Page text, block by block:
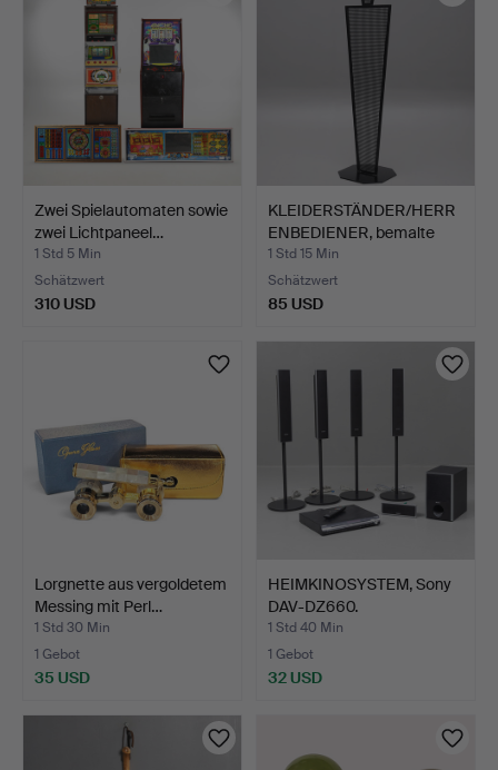
Zwei Spielautomaten sowie
zwei Lichtpaneel…
1 Std 5 Min
Schätzwert
310 USD
KLEIDERSTÄNDER/HERR
ENBEDIENER, bemalte
Met…
1 Std 15 Min
Schätzwert
85 USD
Lorgnette aus vergoldetem
Messing mit Perl…
1 Std 30 Min
1 Gebot
35 USD
HEIMKINOSYSTEM, Sony
DAV-DZ660.
1 Std 40 Min
1 Gebot
32 USD